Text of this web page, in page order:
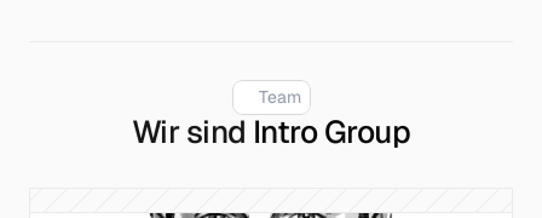
Team
Wir sind Intro Group